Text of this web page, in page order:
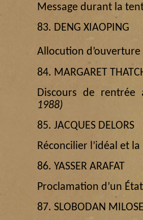
Message durant la
83. DENG XIAOPING
Allocution d’ouverture
84. MARGARET
Discours de rentrée
1988)
85. JACQUES DELORS
Réconcilier l’idéal et
86. YASSER ARAFAT
Proclamation d’un
87. SLOBODAN